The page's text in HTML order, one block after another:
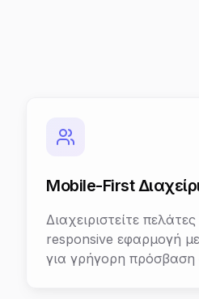
Mobile-First
Διαχειριστείτε
responsive εφαρμογή
για γρήγορη πρόσβαση